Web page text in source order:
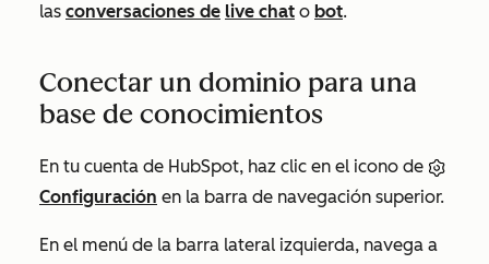
las conversaciones de live chat o bot.
Conectar un dominio para una
base de conocimientos
En tu cuenta de HubSpot, haz clic en el icono de
Configuración en la barra de navegación superior.
En el menú de la barra lateral izquierda, navega a